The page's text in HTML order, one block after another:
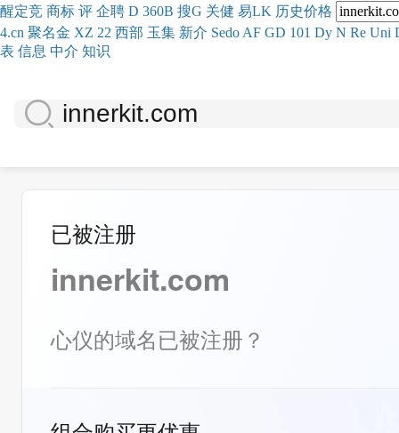
醒定竞 商标 评 企聘 D 360B 搜G 关健 易LK 历史价格
4.cn 聚名金 XZ 22 西部 玉集 新介 Sedo AF GD 101 Dy N Re Uni
表 信息 中介 知识